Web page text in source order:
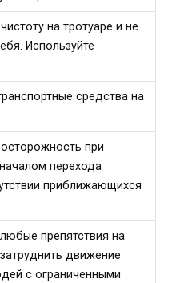
на тротуаре и не
Используйте
средства на
при
перехода
приближающихся
препятствия на
движение
с ограниченными